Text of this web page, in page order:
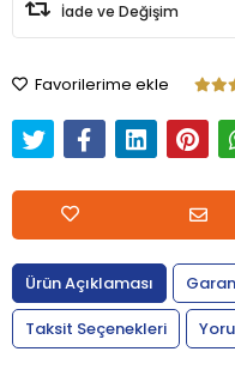
İade ve Değişim
Favorilerime ekle
Ürün Açıklaması
Taksit Seçenekleri